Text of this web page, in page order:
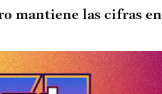
mantiene las cifras en